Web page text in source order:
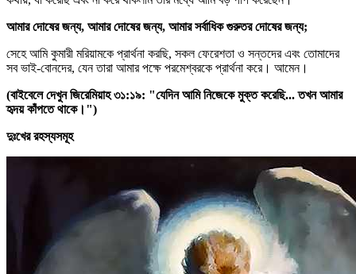
আমার দোষের জন্য, আমার দোষের জন্য, আমার সর্বাধিক গুরুতর দোষের জন্য;
সেহে আমি কুমারী মরিয়ামকে প্রার্থনা করছি, সকল ফেরেশতা ও সন্তদের এবং তোমাদের
সব ভাই-বোনদের, যেন তারা আমার পক্ষে পরমেশ্বরকে প্রার্থনা করে। আমেন।
(বাইবেলে দেখুন জিরেমিয়াহ ৩১:১৯: "যেদিন আমি নিজেকে মুক্ত করেছি... তখন আমার
হৃদয় কাঁপতে থাকে।")
দুঃখের রহস্যসমূহ